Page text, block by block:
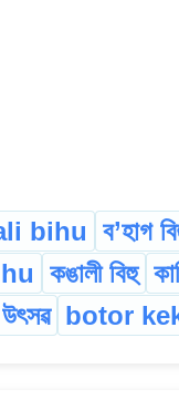
bihu ব’হাগ
কঙালী বিহু
botor